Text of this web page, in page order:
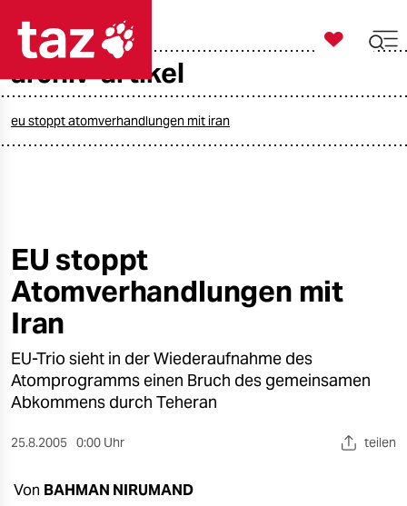
taz zahl ich
öko
gesellschaft
kultur
sport
berlin
nord
wahrheit

taz zahl ich
archiv-artikel
eu stoppt atomverhandlungen mit iran
EU stoppt
Atomverhandlungen mit
Iran
EU-Trio sieht in der Wiederaufnahme des
Atomprogramms einen Bruch des gemeinsamen
Abkommens durch Teheran
25.8.2005 0:00 Uhr teilen
Von BAHMAN NIRUMAND